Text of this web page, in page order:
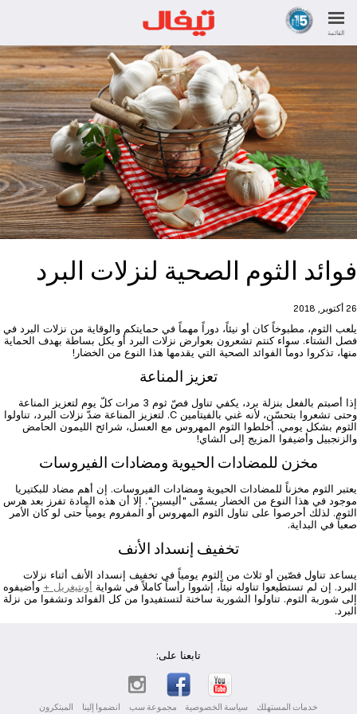
القائمة
فوائد الثوم الصحية لنزلات البرد
26 أكتوبر, 2018
يلعب الثوم، مطبوخاً كان أو نيئاً، دوراً مهماً في حمايتكم والوقاية من نزلات البرد في
فصل الشتاء. سواء كنتم تشعرون بعوارض ‏نزلات البرد أو بكل بساطة بهدف الحماية
منها، تذكروا دوماً الفوائد الصحية التي يقدمها هذا النوع من الخضار!‏
تعزيز المناعة
إذا أصبتم بالفعل بنزلة برد، يكفي تناول فصّ ثوم 3 مرات كلّ يوم لتعزيز المناعة
وحتى تشعروا بتحسّن، لأنه غني ‏بالفيتامين ‏C‏. لتعزيز المناعة ضدّ نزلات البرد، تناولوا
الثوم بشكل يومي. أخلطوا الثوم المهروس مع العسل، شرائح الليمون ‏الحامض
والزنجبيل وأضيفوا المزيج إلى الشاي!‏
مخزن للمضادات الحيوية ومضادات الفيروسات
يعتبر الثوم مخزناً للمضادات الحيوية ومضادات الفيروسات. إن أهم مضاد للبكتيريا
موجود في هذا النوع من الخضار يسمّى ‏‏"أليسين". إلا أن هذه المادة تفرز بعد هرس
الثوم. لذلك أحرصوا على تناول الثوم المهروس أو المفروم يومياً حتى لو كان ‏الأمر
صعباً في البداية.‏
تخفيف إنسداد الأنف
يساعد تناول فصّين أو ثلاث من الثوم يومياً في تخفيف إنسداد الأنف أثناء نزلات
البرد. إن لم تستطيعوا تناوله نيئاً، إشووا ‏رأساً كاملاً في شواية أوبتيغريل + وأضيفوه
إلى شوربة الثوم. تناولوا الشوربة ساخنة لتستفيدوا من كل الفوائد وتشفوا من ‏نزلة
البرد.‏
تابعنا على:
خدمات المستهلك سياسة الخصوصية مجموعة سب انضموا إلينا المبتكرون